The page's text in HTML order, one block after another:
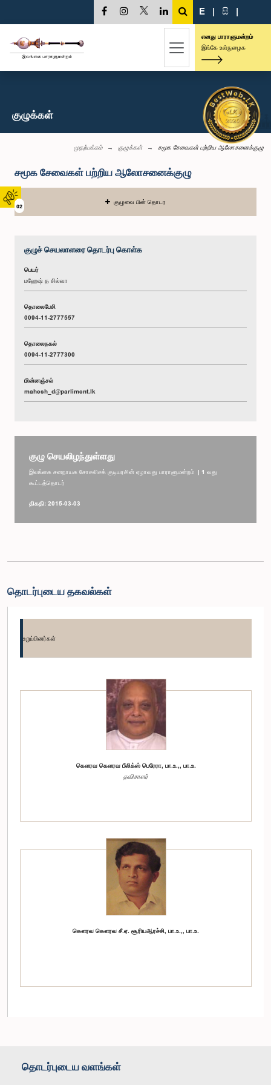
02
E | සි |
எனது பாராளுமன்றம்
இங்கே உள்நுழைக
குழுக்கள்
முதற்பக்கம் குழுக்கள் சமூக சேவைகள் பற்றிய ஆலோசனைக்குழு
சமூக சேவைகள் பற்றிய ஆலோசனைக்குழு
குழுவை பின் தொடர
குழுச் செயலாளரை தொடர்பு கொள்க
பெயர்
மஹேஷ் த சில்வா
தொலைபேசி
0094-11-2777557
தொலைநகல்
0094-11-2777300
மின்னஞ்சல்
mahesh_d@parliment.lk
குழு செயலிழந்துள்ளது
இலங்கை சனநாயக சோசலிசக் குடியரசின் ஏழாவது பாராளுமன்றம் | 1 வது
கூட்டத்தொடர்
திகதி: 2015-03-03
தொடர்புடைய தகவல்கள்
உறுப்பினர்கள்
கௌரவ கௌரவ பீலிக்ஸ் பெரேரா, பா.உ.,, பா.உ.
தவிசாளர்
கௌரவ கௌரவ சீ.ஏ. சூரியஆரச்சி, பா.உ.,, பா.உ.
தொடர்புடைய வளங்கள்